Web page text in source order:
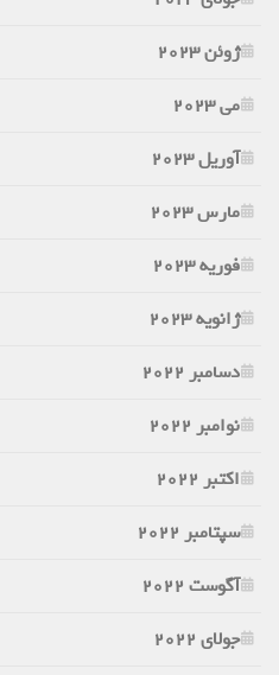
ژوئن 2023
می 2023
آوریل 2023
مارس 2023
فوریه 2023
ژانویه 2023
دسامبر 2022
نوامبر 2022
اکتبر 2022
سپتامبر 2022
آگوست 2022
جولای 2022